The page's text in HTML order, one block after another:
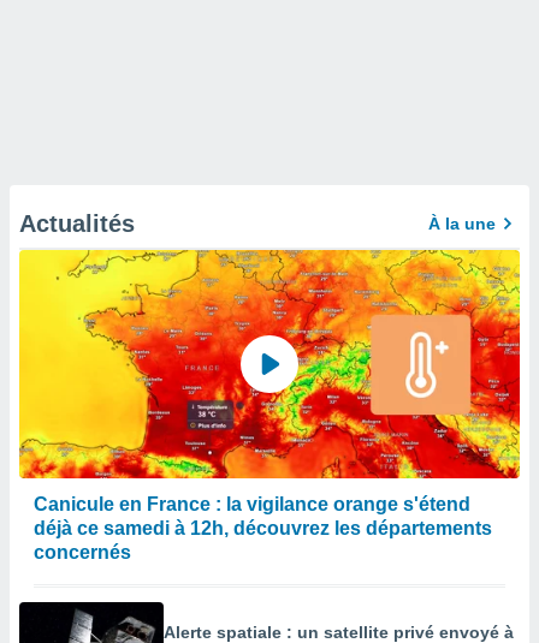
Actualités À la une
Canicule en France : la vigilance orange s'étend
déjà ce samedi à 12h, découvrez les départements
concernés
Alerte spatiale : un satellite privé envoyé à